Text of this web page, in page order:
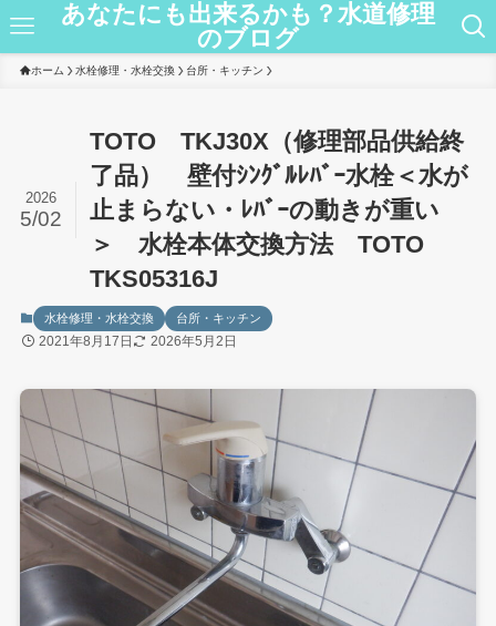
あなたにも出来るかも？水道修理
のブログ
ホーム 水栓修理・水栓交換 台所・キッチン
TOTO TKJ30X（修理部品供給終
了品） 壁付ｼﾝｸﾞﾙﾚﾊﾞｰ水栓＜水が
止まらない・ﾚﾊﾞｰの動きが重い
＞ 水栓本体交換方法 TOTO
TKS05316J
2026
5/02
水栓修理・水栓交換 台所・キッチン
2021年8月17日 2026年5月2日